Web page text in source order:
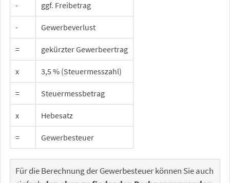
- ggf. Freibetrag
- Gewerbeverlust
= gekürzter Gewerbeertrag
x 3,5 % (Steuermesszahl)
= Steuermessbetrag
x Hebesatz
= Gewerbesteuer
Für die Berechnung der Gewerbesteuer können Sie auch